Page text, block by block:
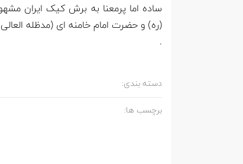
ساده اما پرمعنا به برش کیک ایران
(ره) و حضرت امام خامنه ای (مدظله
.
دسته بندی:
برچسب ها: